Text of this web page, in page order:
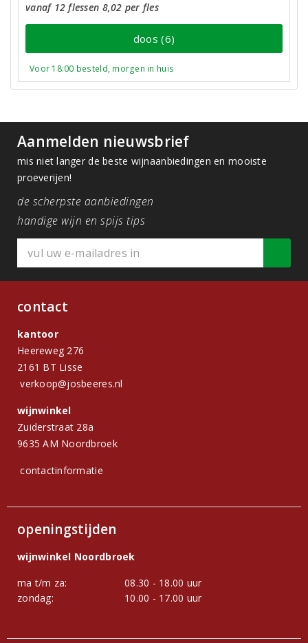
vanaf 12 flessen 8,02 per fles
doos (6)
Voor 18:00 besteld, morgen in huis
Aanmelden nieuwsbrief
mis niet langer de beste wijnaanbiedingen en mooiste
proeverijen!
de scherpste aanbiedingen
handige wijn en spijs tips
contact
kantoor
Heereweg 276
2161 BT Lisse
verkoop@josbeeres.nl
wijnwinkel
Zuiderstraat 28a
9635 AM Noordbroek
contactinformatie
openingstijden
wijnwinkel Noordbroek
ma t/m za:
08.30 - 18.00 uur
zondag:
10.00 - 17.00 uur